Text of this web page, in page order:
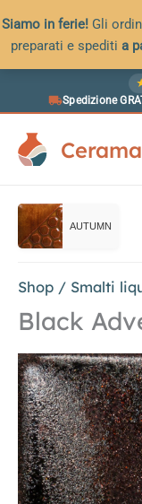
Siamo in ferie! Gli
preparati e spediti a
Spedizione
Cerama
AUTUMN
Shop / Smalti
Black